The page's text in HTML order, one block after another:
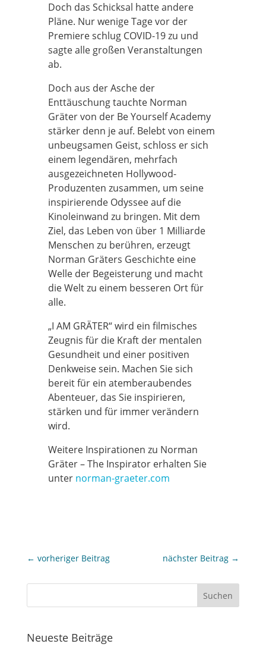
Doch das Schicksal hatte andere
Pläne. Nur wenige Tage vor der
Premiere schlug COVID-19 zu und
sagte alle großen Veranstaltungen
ab.
Doch aus der Asche der
Enttäuschung tauchte Norman
Gräter von der Be Yourself Academy
stärker denn je auf. Belebt von einem
unbeugsamen Geist, schloss er sich
einem legendären, mehrfach
ausgezeichneten Hollywood-
Produzenten zusammen, um seine
inspirierende Odyssee auf die
Kinoleinwand zu bringen. Mit dem
Ziel, das Leben von über 1 Milliarde
Menschen zu berühren, erzeugt
Norman Gräters Geschichte eine
Welle der Begeisterung und macht
die Welt zu einem besseren Ort für
alle.
„I AM GRÄTER“ wird ein filmisches
Zeugnis für die Kraft der mentalen
Gesundheit und einer positiven
Denkweise sein. Machen Sie sich
bereit für ein atemberaubendes
Abenteuer, das Sie inspirieren,
stärken und für immer verändern
wird.
Weitere Inspirationen zu Norman
Gräter – The Inspirator erhalten Sie
unter norman-graeter.com
← vorheriger Beitrag nächster Beitrag →
Neueste Beiträge